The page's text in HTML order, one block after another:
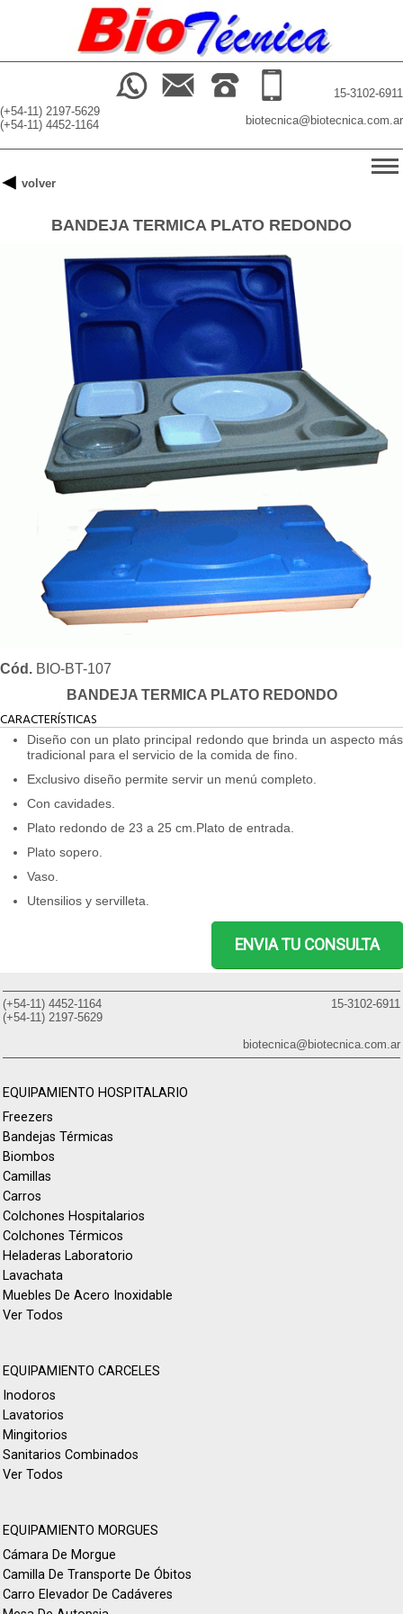
(+54-11) 2197-5629
(+54-11) 4452-1164
15-3102-6911
biotecnica@biotecnica.com.ar
PRODUCTOS
BUSCADOR
NOSOTROS
volver
BANDEJA TERMICA PLATO REDONDO
Cód. BIO-BT-107
BANDEJA TERMICA PLATO REDONDO
CARACTERÍSTICAS
Diseño con un plato principal redondo que brinda un aspecto más
tradicional para el servicio de la comida de fino.
Exclusivo diseño permite servir un menú completo.
Con cavidades.
Plato redondo de 23 a 25 cm.Plato de entrada.
Plato sopero.
Vaso.
Utensilios y servilleta.
ENVIA TU CONSULTA
(+54-11) 4452-1164
(+54-11) 2197-5629
15-3102-6911
biotecnica@biotecnica.com.ar
EQUIPAMIENTO HOSPITALARIO
Freezers
Bandejas Térmicas
Biombos
Camillas
Carros
Colchones Hospitalarios
Colchones Térmicos
Heladeras Laboratorio
Lavachata
Muebles De Acero Inoxidable
Ver Todos
EQUIPAMIENTO CARCELES
Inodoros
Lavatorios
Mingitorios
Sanitarios Combinados
Ver Todos
EQUIPAMIENTO MORGUES
Cámara De Morgue
Camilla De Transporte De Óbitos
Carro Elevador De Cadáveres